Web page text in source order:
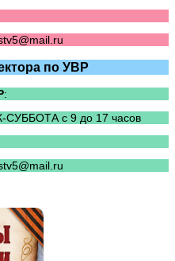
по УВР
:
с 9 до 17 часов